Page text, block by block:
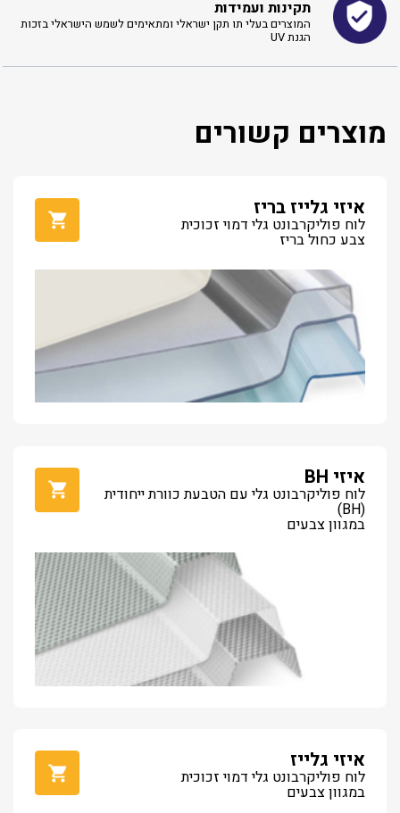
תקינות ועמידות
המוצרים בעלי תו תקן ישראלי ומתאימים לשמש הישראלי בזכות
הגנת UV
מוצרים קשורים
איזי גלייז בריז
לוח פוליקרבונט גלי דמוי זכוכית
צבע כחול בריז
איזי BH
לוח פוליקרבונט גלי עם הטבעת כוורת ייחודית
(BH)
במגוון צבעים
איזי גלייז
לוח פוליקרבונט גלי דמוי זכוכית
במגוון צבעים